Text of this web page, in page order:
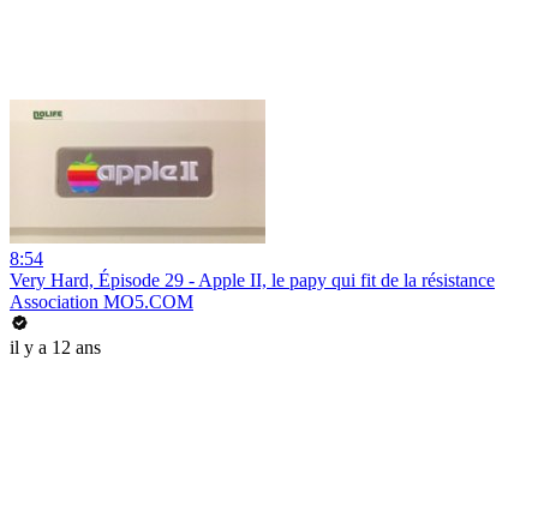
8:54
Very Hard, Épisode 29 - Apple II, le papy qui fit de la résistance
Association MO5.COM
il y a 12 ans